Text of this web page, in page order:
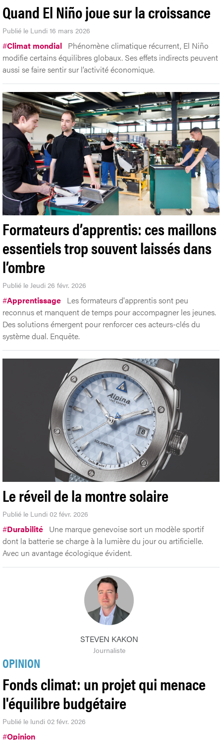
Quand El Niño joue sur la croissance
Publié le Lundi 16 mars 2026
#Climat mondial Phénomène climatique récurrent, El Niño
modifie certains équilibres globaux. Ses effets indirects peuvent
aussi se faire sentir sur l’activité économique.
Formateurs d’apprentis: ces maillons
essentiels trop souvent laissés dans
l’ombre
Publié le Jeudi 26 févr. 2026
#Apprentissage Les formateurs d'apprentis sont peu
reconnus et manquent de temps pour accompagner les jeunes.
Des solutions émergent pour renforcer ces acteurs-clés du
système dual. Enquête.
Le réveil de la montre solaire
Publié le Lundi 02 févr. 2026
#Durabilité Une marque genevoise sort un modèle sportif
dont la batterie se charge à la lumière du jour ou artificielle.
Avec un avantage écologique évident.
STEVEN KAKON
Journaliste
OPINION
Fonds climat: un projet qui menace
l'équilibre budgétaire
Publié le lundi 02 févr. 2026
#Opinion